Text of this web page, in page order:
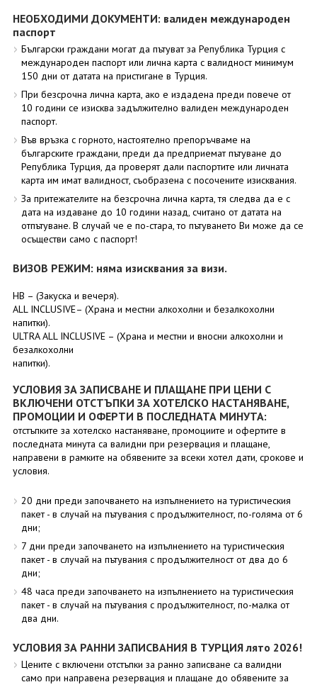
НЕОБХОДИМИ ДОКУМЕНТИ: валиден международен
паспорт
Български граждани могат да пътуват за Република Турция с
международен паспорт или лична карта с валидност минимум
150 дни от датата на пристигане в Турция.
При безсрочна лична карта, ако е издадена преди повече от
10 години се изисква задължително валиден международен
паспорт.
Във връзка с горното, настоятелно препоръчваме на
българските граждани, преди да предприемат пътуване до
Република Турция, да проверят дали паспортите или личната
карта им имат валидност, съобразена с посочените изисквания.
За притежателите на безсрочна лична карта, тя следва да е с
дата на издаване до 10 години назад, считано от датата на
отпътуване. В случай че е по-стара, то пътуването Ви може да се
осъществи само с паспорт!
ВИЗОВ РЕЖИМ: няма изисквания за визи.
HB – (Закуска и вечеря).
ALL INCLUSIVE– (Храна и местни алкохолни и безалкохолни
напитки).
ULTRA ALL INCLUSIVE – (Храна и местни и вносни алкохолни и
безалкохолни
напитки).
УСЛОВИЯ ЗА ЗАПИСВАНЕ И ПЛАЩАНЕ ПРИ ЦЕНИ С
ВКЛЮЧЕНИ ОТСТЪПКИ ЗА ХОТЕЛСКО НАСТАНЯВАНЕ,
ПРОМОЦИИ И ОФЕРТИ В ПОСЛЕДНАТА МИНУТА:
отстъпките за хотелско настаняване, промоциите и офертите в
последната минута са валидни при резервация и плащане,
направени в рамките на обявените за всеки хотел дати, срокове и
условия.
20 дни преди започването на изпълнението на туристическия
пакет - в случай на пътувания с продължителност, по-голяма от 6
дни;
7 дни преди започването на изпълнението на туристическия
пакет - в случай на пътувания с продължителност от два до 6
дни;
48 часа преди започването на изпълнението на туристическия
пакет - в случай на пътувания с продължителност, по-малка от
два дни.
УСЛОВИЯ ЗА РАННИ ЗАПИСВАНИЯ В ТУРЦИЯ лято 2026!
Цените с включени отстъпки за ранно записване са валидни
само при направена резервация и плащане до обявените за